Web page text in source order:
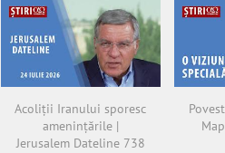
Acoliții Iranului sporesc
amenințările |
Jerusalem Dateline 738